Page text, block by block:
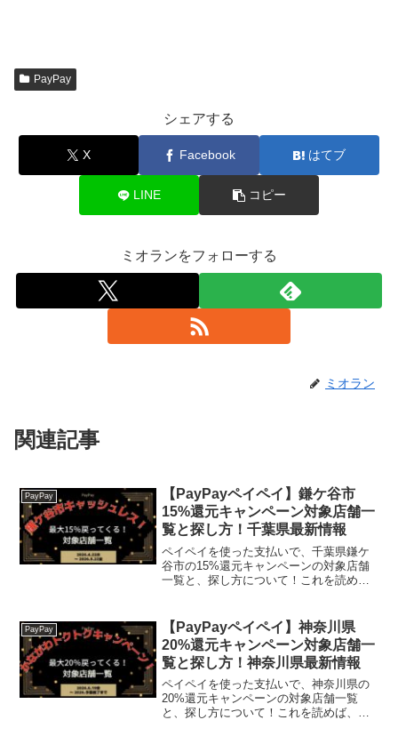
PayPay
シェアする
X Facebook はてブ
LINE コピー
ミオランをフォローする
ミオラン
関連記事
PayPay
【PayPayペイペイ】鎌ケ谷市
15%還元キャンペーン対象店舗一
覧と探し方！千葉県最新情報
ペイペイを使った支払いで、千葉県鎌ケ
谷市の15%還元キャンペーンの対象店舗
一覧と、探し方について！これを読め
ャンペーン!」の、対象店舗と探し方がわ
かります。茶谷...
PayPay
【PayPayペイペイ】神奈川県
20%還元キャンペーン対象店舗一
覧と探し方！神奈川県最新情報
ペイペイを使った支払いで、神奈川県の
20%還元キャンペーンの対象店舗一覧
と、探し方について！これを読めば、